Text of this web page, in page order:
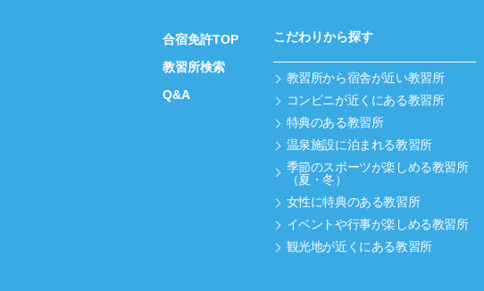
合宿免許TOP
教習所検索
Q&A
こだわりから探す
教習所から宿舎が近い教習所
コンビニが近くにある教習所
特典のある教習所
温泉施設に泊まれる教習所
季節のスポーツが楽しめる教習所
（夏・冬）
女性に特典のある教習所
イベントや行事が楽しめる教習所
観光地が近くにある教習所